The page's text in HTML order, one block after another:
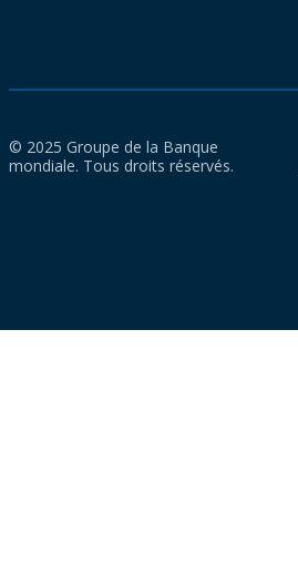
© 2025 Groupe de la Banque
mondiale. Tous droits réservés.